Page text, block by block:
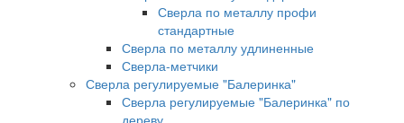
Сверла по металлу профи
стандартные
Сверла по металлу удлиненные
Сверла-метчики
Сверла регулируемые "Балеринка"
Сверла регулируемые "Балеринка" по
дереву